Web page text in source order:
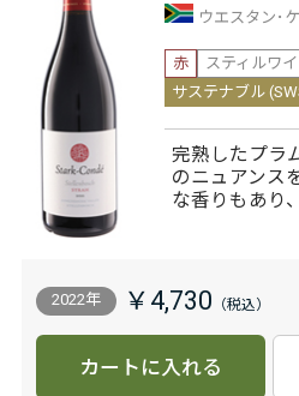
ウエスタン･
赤
スティルワ
サステナブル
完熟したプラ
のニュアンス
な香りもあり
2022年 ￥4,730
カートに入れる